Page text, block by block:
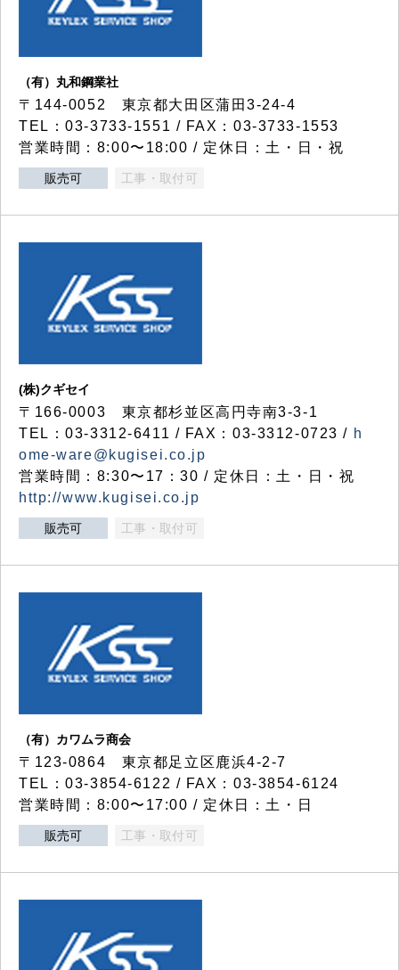
（有）丸和鋼業社
〒144-0052 東京都大田区蒲田3-24-4
TEL：03-3733-1551 / FAX：03-3733-1553
営業時間：8:00〜18:00 / 定休日：土・日・祝
販売可 工事・取付可
(株)クギセイ
〒166-0003 東京都杉並区高円寺南3-3-1
TEL：03-3312-6411 / FAX：03-3312-0723 / h
ome-ware@kugisei.co.jp
営業時間：8:30〜17：30 / 定休日：土・日・祝
http://www.kugisei.co.jp
販売可 工事・取付可
（有）カワムラ商会
〒123-0864 東京都足立区鹿浜4-2-7
TEL：03-3854-6122 / FAX：03-3854-6124
営業時間：8:00〜17:00 / 定休日：土・日
販売可 工事・取付可